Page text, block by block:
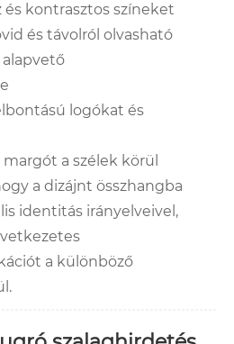
és kontrasztos színeket
és távolról olvasható
logókat és
a szélek körül
a dizájnt összhangba
identitás irányelveivel,
a különböző